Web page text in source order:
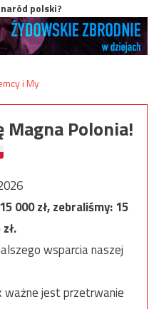
polski?
Magna Polonia!
15 000zł, zebraliśmy:15
zł.
wsparcia naszej
ważne jest przetrwanie